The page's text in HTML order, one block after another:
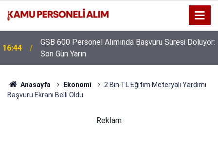
16:44
GSB 600 Personel Alımında Başvuru Süresi Doluyor:
Son Gün Yarın
Anasayfa Ekonomi
2 Bin TL Eğitim Meteryali Yardımı
Başvuru Ekranı Belli Oldu
Reklam